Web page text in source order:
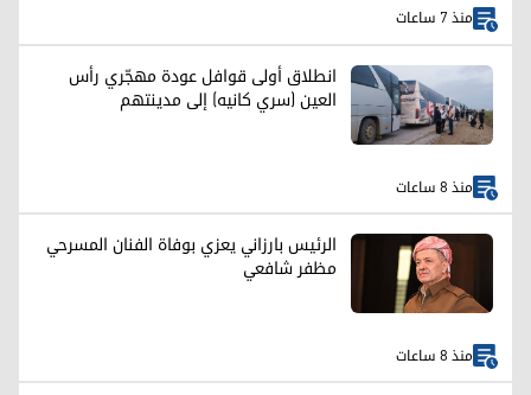
منذ 7 ساعات
انطلاق أولى قوافل عودة مهجّري رأس
العين (سري كانيه) إلى مدينتهم
منذ 8 ساعات
الرئيس بارزاني يعزي بوفاة الفنان المسرحي
مظفر شافعي
منذ 8 ساعات